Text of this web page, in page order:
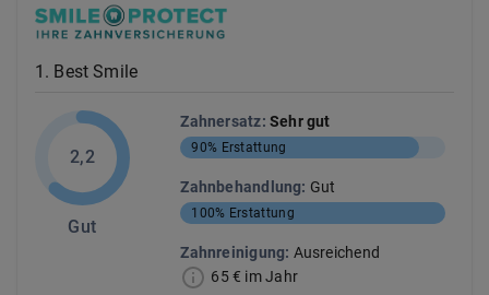
1 . Best Smile
2,2
Gut
Zahnersatz: Sehr gut
90% Erstattung
Zahnbehandlung: Gut
100% Erstattung
Zahnreinigung: Ausreichend
65 € im Jahr